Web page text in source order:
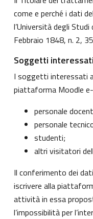
come e perché i dati
l’Università degli
Febbraio 1848, n. 2,
Soggetti interessati
I soggetti interessati
piattaforma Moodle
personale
personale
studenti;
altri visitatori
Il conferimento dei
iscrivere alla
attività in essa
l’impossibilità per